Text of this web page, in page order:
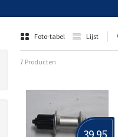
Foto-tabel Lijst
7 Producten
39,95